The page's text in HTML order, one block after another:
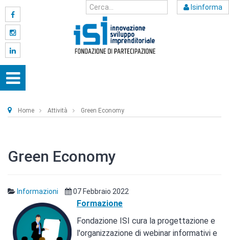
Isinforma
Home Attività Green Economy
Green Economy
Informazioni 07 Febbraio 2022
Formazione
Fondazione ISI cura la progettazione e
l'organizzazione di webinar informativi e